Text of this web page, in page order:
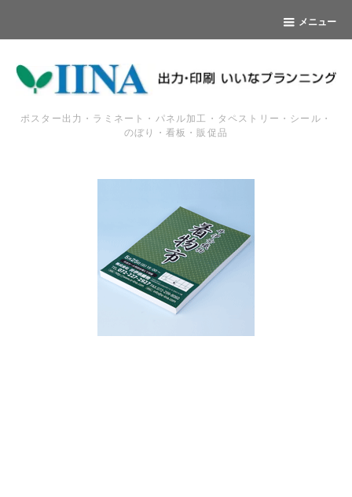
メニュー
ポスター出力・ラミネート・パネル加工・タペストリー・シール・
のぼり・看板・販促品